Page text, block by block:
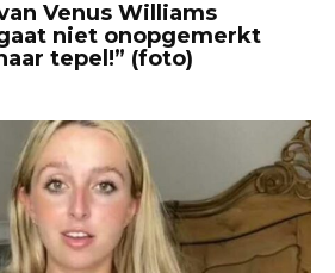
Venus Williams
niet onopgemerkt
tepel!” (foto)